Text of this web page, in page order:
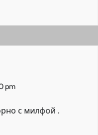
pm
с милфой .